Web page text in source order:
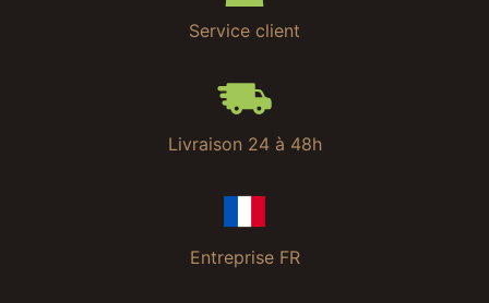
Service client
Livraison 24 à 48h
Entreprise FR